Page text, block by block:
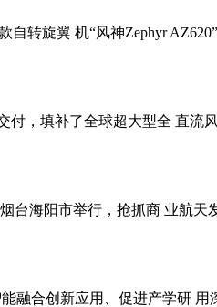
转旋翼 机“风神Zephyr
，填补了全球超大型全 直流
台海阳市举行，抢抓商 业航
融合创新应用、促进产学研